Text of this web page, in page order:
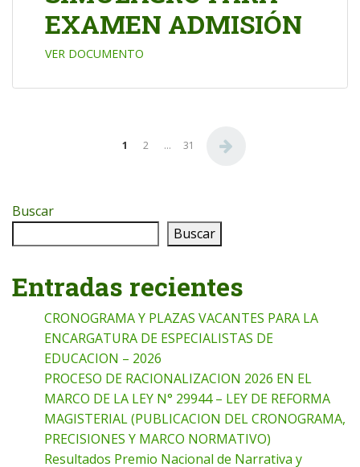
EXAMEN ADMISIÓN
VER DOCUMENTO
Paginación de entradas
1 2 … 31
Buscar
Buscar
Entradas recientes
CRONOGRAMA Y PLAZAS VACANTES PARA LA
ENCARGATURA DE ESPECIALISTAS DE
EDUCACION – 2026
PROCESO DE RACIONALIZACION 2026 EN EL
MARCO DE LA LEY N° 29944 – LEY DE REFORMA
MAGISTERIAL (PUBLICACION DEL CRONOGRAMA,
PRECISIONES Y MARCO NORMATIVO)
Resultados Premio Nacional de Narrativa y